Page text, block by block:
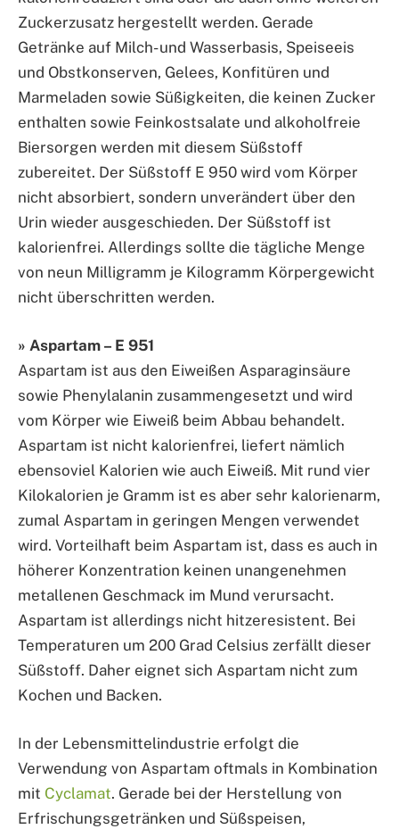
Zuckerzusatz hergestellt werden. Gerade
Getränke auf Milch- und Wasserbasis, Speiseeis
und Obstkonserven, Gelees, Konfitüren und
Marmeladen sowie Süßigkeiten, die keinen Zucker
enthalten sowie Feinkostsalate und alkoholfreie
Biersorgen werden mit diesem Süßstoff
zubereitet. Der Süßstoff E 950 wird vom Körper
nicht absorbiert, sondern unverändert über den
Urin wieder ausgeschieden. Der Süßstoff ist
kalorienfrei. Allerdings sollte die tägliche Menge
von neun Milligramm je Kilogramm Körpergewicht
nicht überschritten werden.
» Aspartam – E 951
Aspartam ist aus den Eiweißen Asparaginsäure
sowie Phenylalanin zusammengesetzt und wird
vom Körper wie Eiweiß beim Abbau behandelt.
Aspartam ist nicht kalorienfrei, liefert nämlich
ebensoviel Kalorien wie auch Eiweiß. Mit rund vier
Kilokalorien je Gramm ist es aber sehr kalorienarm,
zumal Aspartam in geringen Mengen verwendet
wird. Vorteilhaft beim Aspartam ist, dass es auch in
höherer Konzentration keinen unangenehmen
metallenen Geschmack im Mund verursacht.
Aspartam ist allerdings nicht hitzeresistent. Bei
Temperaturen um 200 Grad Celsius zerfällt dieser
Süßstoff. Daher eignet sich Aspartam nicht zum
Kochen und Backen.
In der Lebensmittelindustrie erfolgt die
Verwendung von Aspartam oftmals in Kombination
mit Cyclamat. Gerade bei der Herstellung von
Erfrischungsgetränken und Süßspeisen,